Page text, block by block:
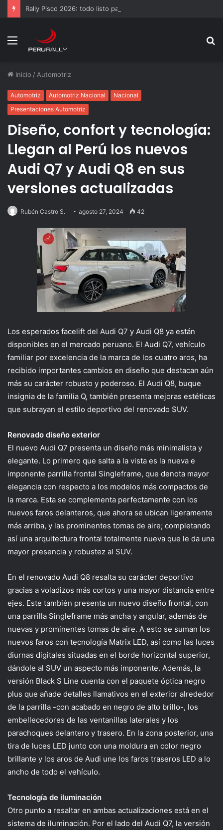
Rally Pisco 2026: todo listo para la gran final del RallyACP
Menú
Inicio / Automotriz
Automotriz Automotriz Nacional
Nacional
Presentaciones Automotriz
Diseño, confort y tecnología:
Llegan al Perú los nuevos
Audi Q7 y Audi Q8 en sus
versiones actualizadas
Rubén Castro S. agosto 27, 2024 42
Los esperados facelift del Audi Q7 y Audi Q8 ya están
disponibles en el mercado peruano. El Audi Q7, vehículo
familiar por excelencia de la marca de los cuatro aros, ha
recibido importantes cambios en diseño que destacan aún
más su carácter robusto y poderoso. El Audi Q8, buque
insignia de la familia Q, también presenta mejoras estéticas
que subrayan el estilo deportivo del renovado SUV.
Renovado diseño exterior
El nuevo Audi Q7 presenta un diseño más minimalista y
elegante. Lo primero que salta a la vista es la nueva e
imponente parrilla frontal Singleframe, que denota mayor
elegancia con respecto a los modelos más compactos de
la marca. Esta se complementa perfectamente con los
nuevos faros delanteros, que ahora se ubican ligeramente
más arriba, y las prominentes tomas de aire; completando
así una arquitectura frontal totalmente nueva que le da una
mayor presencia y robustez al SUV.
En el renovado Audi Q8 resalta su carácter deportivo
gracias a voladizos más cortos y una mayor distancia entre
ejes. Este también presenta un nuevo diseño frontal, con
una parrilla Singleframe más ancha y angular, además de
nuevas y prominentes tomas de aire. A esto se suman los
nuevos faros con tecnología Matrix LED, así como las luces
diurnas digitales situadas en el borde horizontal superior,
dándole al SUV un aspecto más imponente. Además, la
versión Black S Line cuenta con el paquete óptica negro
plus que añade detalles llamativos en el exterior alrededor
de la parrilla -con acabado en negro de alto brillo-, los
embellecedores de las ventanillas laterales y los
parachoques delantero y trasero. En la zona posterior, una
tira de luces LED junto con una moldura en color negro
brillante y los aros de Audi une los faros traseros LED a lo
ancho de todo el vehículo.
Tecnología de iluminación
Otro punto a resaltar en ambas actualizaciones está en el
sistema de iluminación. Por el lado del Audi Q7, la versión